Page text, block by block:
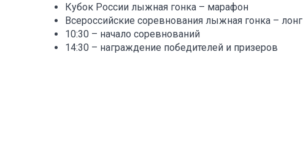
Кубок России лыжная гонка – марафон
Всероссийские соревнования лыжная гонка – лонг
10:30 – начало соревнований
14:30 – награждение победителей и призеров